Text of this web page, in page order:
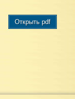
Открыть pdf